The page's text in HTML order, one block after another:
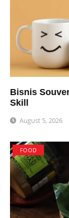
Bisnis
Skill
August 5, 2026
FOOD